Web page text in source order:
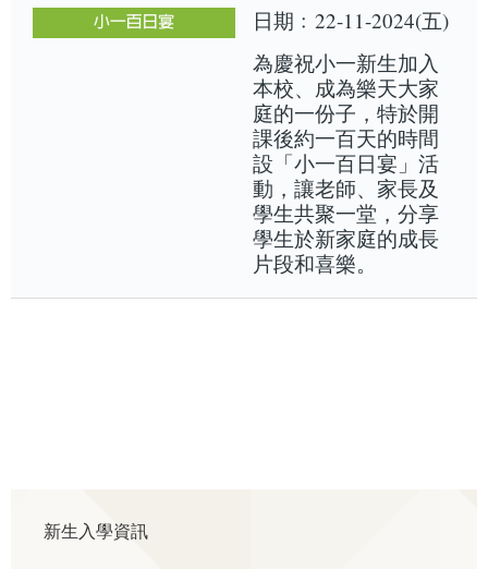
結
日期﹕22-11-2024(五)
為慶祝小一新生加入
本校、成為樂天大家
庭的一份子，特於開
課後約一百天的時間
設「小一百日宴」活
動，讓老師、家長及
學生共聚一堂，分享
學生於新家庭的成長
片段和喜樂。
navigation
新生入學資訊